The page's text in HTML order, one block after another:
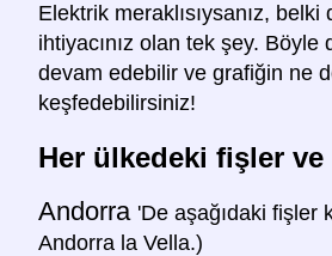
Elektrik meraklısıysanız,
ihtiyacınız olan tek şey. Böyle
devam edebilir ve grafiğin ne
keşfedebilirsiniz!
Her ülkedeki fişler
Andorra 'De aşağıdaki fişler
Andorra la Vella.)